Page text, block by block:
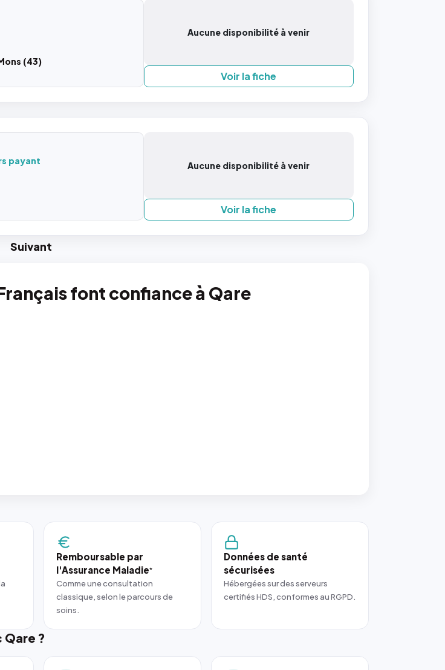
(43)
Aucune disponibilité à venir
Voir la fiche
payant
Aucune disponibilité à venir
Voir la fiche
Suivant
font confiance à Qare
Remboursable par
l'Assurance Maladie*
Comme une consultation
classique, selon le parcours de
soins.
Données de santé
sécurisées
Hébergées sur des serveurs
certifiés HDS, conformes au RGPD.
?